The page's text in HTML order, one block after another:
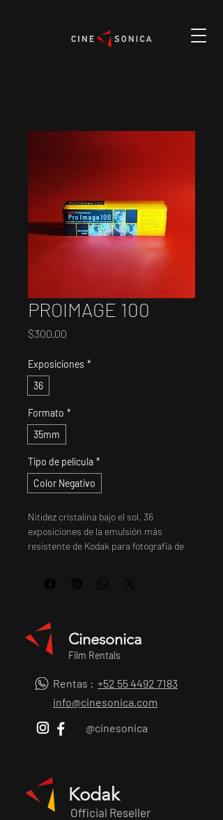
PROIMAGE 100
$300.00
Exposiciones *
36
Formato *
35mm
Tipo de película *
Color Negativo
Nitidez cristalina bajo el sol. 36
exposiciones de la emulsión más
resistente de Kodak para fotografía de
viajes, moda de playa y retratos con luz
natural donde la precisión del color es
vital. La confianza de un negativo
profesional en un carrete todoterreno.
Cinesonica
Film Rentals
Rentas : +52 55 4492 7183
info@cinesonica.com
@cinesonica
Kodak
Official Reseller